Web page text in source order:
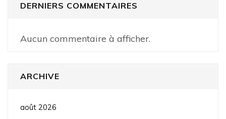
DERNIERS COMMENTAIRES
Aucun commentaire à afficher.
ARCHIVE
août 2026